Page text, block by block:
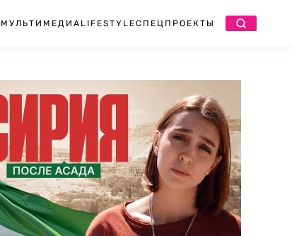
МУЛЬТИМЕДИА LIFESTYLEСПЕЦПРОЕКТЫ